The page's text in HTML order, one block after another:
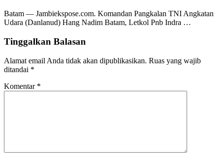
Batam — Jambiekspose.com. Komandan Pangkalan TNI Angkatan
Udara (Danlanud) Hang Nadim Batam, Letkol Pnb Indra …
Tinggalkan Balasan
Alamat email Anda tidak akan dipublikasikan. Ruas yang wajib
ditandai *
Komentar *